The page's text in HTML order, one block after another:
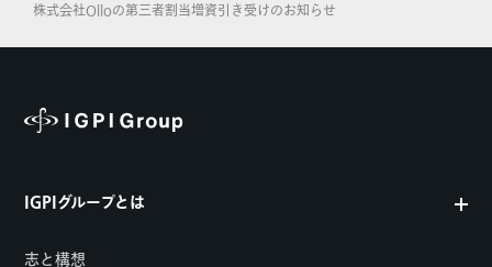
株式会社Olloの第三者割当増資引き受けのお知らせ
IGPIグループとは
志と構想